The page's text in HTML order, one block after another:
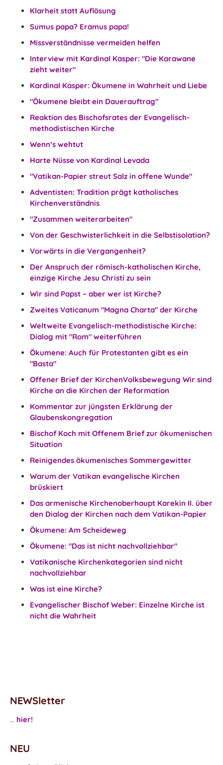
Klarheit statt Auflösung
Sumus papa? Eramus papa!
Missverständnisse vermeiden helfen
Interview mit Kardinal Kasper: "Die Karawane
zieht weiter"
Kardinal Kasper: Ökumene in Wahrheit und Liebe
"Ökumene bleibt ein Dauerauftrag"
Reaktion des Bischofsrates der Evangelisch-
methodistischen Kirche
Wenn’s wehtut
Harte Nüsse von Kardinal Levada
"Vatikan-Papier streut Salz in offene Wunde"
Adventisten: Tradition prägt katholisches
Kirchenverständnis
"Zusammen weiterarbeiten"
Von der Geschwisterlichkeit in die Selbstisolation?
Vorwärts in die Vergangenheit?
Der Anspruch der römisch-katholischen Kirche,
einzige Kirche Jesu Christi zu sein
Wir sind Papst – aber wer ist Kirche?
Zweites Vaticanum "Magna Charta" der Kirche
Weltweite Evangelisch-methodistische Kirche:
Dialog mit "Rom" weiterführen
Ökumene: Auch für Protestanten gibt es ein
"Basta"
Offener Brief der KirchenVolksbewegung Wir sind
Kirche an die Kirchen der Reformation
Kommentar zur jüngsten Erklärung der
Glaubenskongregation
Bischof Koch mit Offenem Brief zur ökumenischen
Situation
Reinigendes ökumenisches Sommergewitter
Warum der Vatikan evangelische Kirchen
brüskiert
Das armenische Kirchenoberhaupt Karekin II. über
den Dialog der Kirchen nach dem Vatikan-Papier
Ökumene: Am Scheideweg
Ökumene: "Das ist nicht nachvollziehbar"
Vatikanische Kirchenkategorien sind nicht
nachvollziehbar
Was ist eine Kirche?
Evangelischer Bischof Weber: Einzelne Kirche ist
nicht die Wahrheit
NEWSletter
... hier!
NEU